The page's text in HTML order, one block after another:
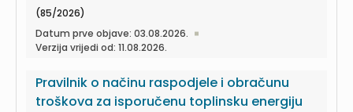
(85/2026)
Datum prve objave: 03.08.2026.
Verzija vrijedi od: 11.08.2026.
Pravilnik o načinu raspodjele i obračunu
troškova za isporučenu toplinsku energiju